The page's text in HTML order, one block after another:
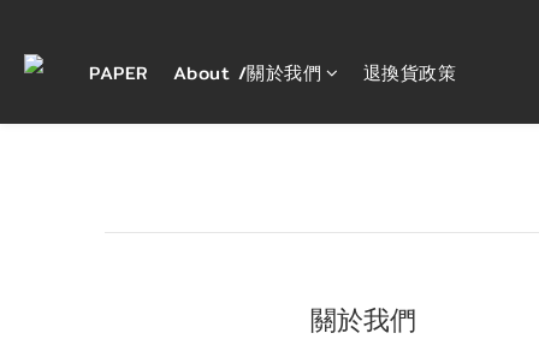
PAPER About /關於我們 退換貨政策
關於我們